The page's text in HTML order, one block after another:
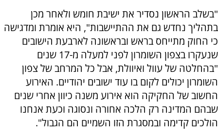
"בשלב הראשון נסדיר את ישיבת חומש ולאחר מכן
בתהליך נחדש גם את ההתיישבות", היא אומרת ומדגישה
כי החוק מתייחס בראש ובראשונה לארבעת הישובים
שנעקרו בצפון השומרון לפני למעלה מ-17 שנים
"בהחלטה של עוול ואיוולת, אבל כל המרחב של צפון
השומרון יכולים לקום בו עוד ישובים יהודיים. האירוע
החשוב של החקיקה הוא אירוע משנה כיוון אחרי שנים
שבהם המדינה רק הלכה אחורה ונסוגה וכעת אנחנו
הולכים קדימה ובמסגרת הזו השמיים הם הגבול".